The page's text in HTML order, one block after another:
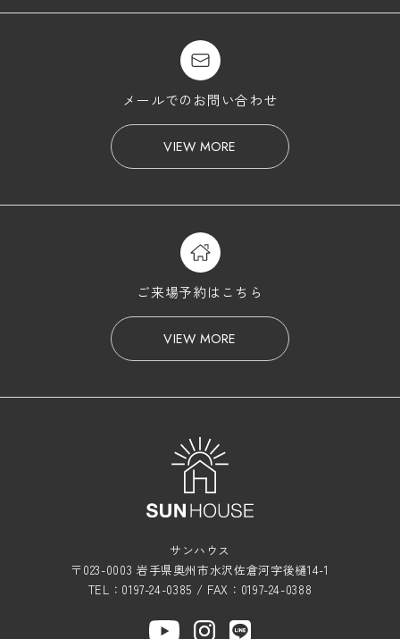
メールでのお問い合わせ
VIEW MORE
ご来場予約はこちら
VIEW MORE
サンハウス
〒023-0003 岩手県奥州市水沢佐倉河字後樋14-1
TEL：0197-24-0385 / FAX：0197-24-0388